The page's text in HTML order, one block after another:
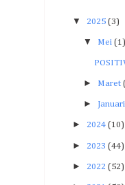
▼ 2025 (3)
▼ Mei (1)
► Maret
► Januari
► 2024 (10)
► 2023 (44)
► 2022 (52)